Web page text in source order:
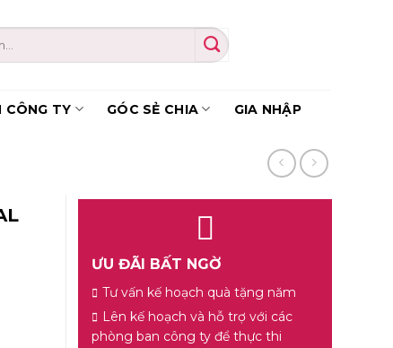
CÔNG TY GÓC SẺ CHIA GIA NHẬP
ƯU ĐÃI BẤT NGỜ
Tư vấn kế hoạch quà tặng năm
Lên kế hoạch và hỗ trợ với các
phòng ban công ty để thực thi